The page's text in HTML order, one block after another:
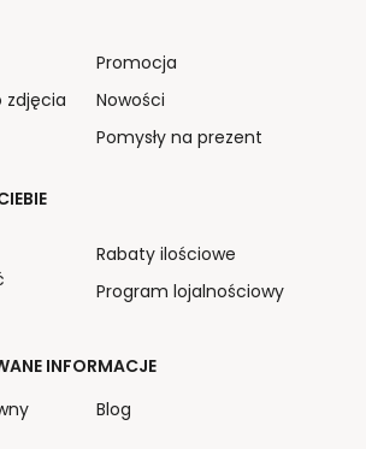
zdjęcia
Promocja
Nowości
Pomysły na prezent
Rabaty ilościowe
Program lojalnościowy
INFORMACJE
Blog